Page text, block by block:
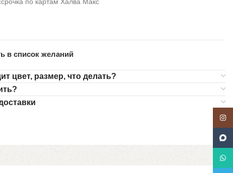
в список желаний
цвет, размер, что делать?
Max